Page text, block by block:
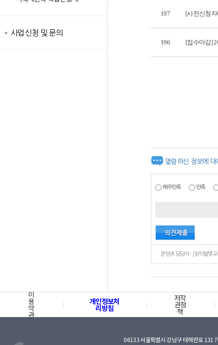
사업신청 및 문의
197 [사전신청
196 [접수마감]
열람하신 정보에
매우만족 만족
이
용
약
관
개인정보처
리방침
저작
권정
책
06133 서울특별시 강남구 테헤란로 131 (